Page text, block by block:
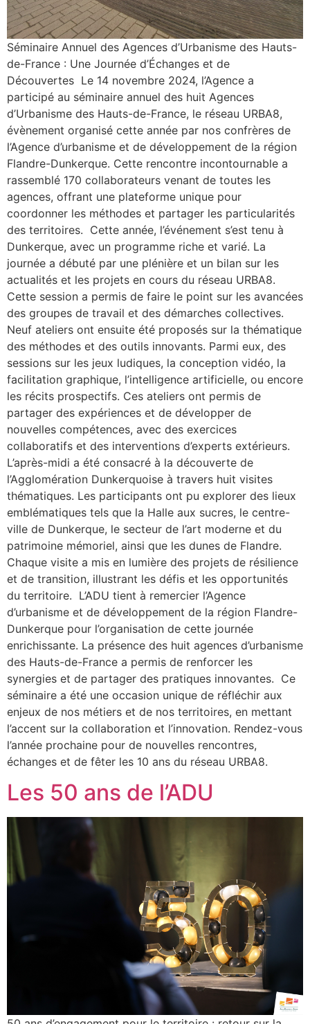
Séminaire Annuel des Agences d’Urbanisme des Hauts-
de-France : Une Journée d’Échanges et de
Découvertes Le 14 novembre 2024, l’Agence a
participé au séminaire annuel des huit Agences
d’Urbanisme des Hauts-de-France, le réseau URBA8,
évènement organisé cette année par nos confrères de
l’Agence d’urbanisme et de développement de la région
Flandre-Dunkerque. Cette rencontre incontournable a
rassemblé 170 collaborateurs venant de toutes les
agences, offrant une plateforme unique pour
coordonner les méthodes et partager les particularités
des territoires. Cette année, l’événement s’est tenu à
Dunkerque, avec un programme riche et varié. La
journée a débuté par une plénière et un bilan sur les
actualités et les projets en cours du réseau URBA8.
Cette session a permis de faire le point sur les avancées
des groupes de travail et des démarches collectives.
Neuf ateliers ont ensuite été proposés sur la thématique
des méthodes et des outils innovants. Parmi eux, des
sessions sur les jeux ludiques, la conception vidéo, la
facilitation graphique, l’intelligence artificielle, ou encore
les récits prospectifs. Ces ateliers ont permis de
partager des expériences et de développer de
nouvelles compétences, avec des exercices
collaboratifs et des interventions d’experts extérieurs.
L’après-midi a été consacré à la découverte de
l’Agglomération Dunkerquoise à travers huit visites
thématiques. Les participants ont pu explorer des lieux
emblématiques tels que la Halle aux sucres, le centre-
ville de Dunkerque, le secteur de l’art moderne et du
patrimoine mémoriel, ainsi que les dunes de Flandre.
Chaque visite a mis en lumière des projets de résilience
et de transition, illustrant les défis et les opportunités
du territoire. L’ADU tient à remercier l’Agence
d’urbanisme et de développement de la région Flandre-
Dunkerque pour l’organisation de cette journée
enrichissante. La présence des huit agences d’urbanisme
des Hauts-de-France a permis de renforcer les
synergies et de partager des pratiques innovantes. Ce
séminaire a été une occasion unique de réfléchir aux
enjeux de nos métiers et de nos territoires, en mettant
l’accent sur la collaboration et l’innovation. Rendez-vous
l’année prochaine pour de nouvelles rencontres,
échanges et de fêter les 10 ans du réseau URBA8.
Les 50 ans de l’ADU